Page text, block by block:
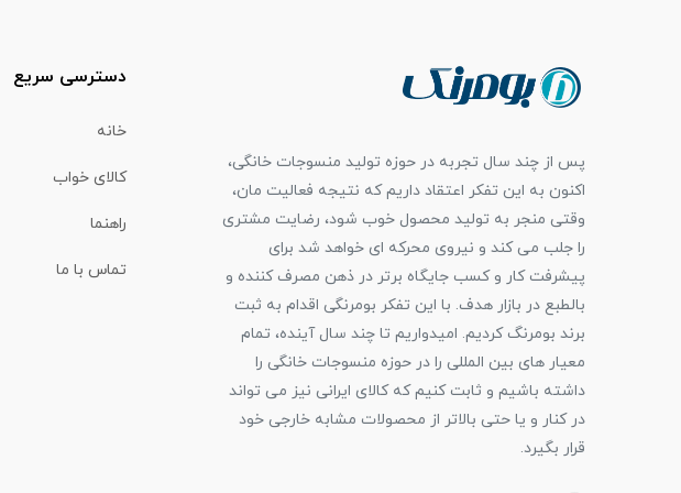
پس از چند سال تجربه در حوزه تولید منسوجات خانگی،
اکنون به این تفکر اعتقاد داریم که نتیجه فعالیت مان،
وقتی منجر به تولید محصول خوب شود، رضایت مشتری
را جلب می کند و نیروی محرکه ای خواهد شد برای
پیشرفت کار و کسب جایگاه برتر در ذهن مصرف کننده و
بالطبع در بازار هدف. با این تفکر بومرنگی اقدام به ثبت
برند بومرنگ کردیم. امیدواریم تا چند سال آینده، تمام
معیار های بین المللی را در حوزه منسوجات خانگی را
داشته باشیم و ثابت کنیم که کالای ایرانی نیز می تواند
در کنار و یا حتی بالاتر از محصولات مشابه خارجی خود
قرار بگیرد.
دسترسی سریع
خانه
کالای خواب
راهنما
تماس با ما